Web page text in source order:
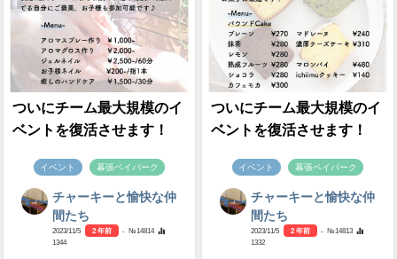
ついにチーム最大規模のイ
ベントを復活させます！
イベント 幕張ベイパーク
チャーキーと愉快な仲
間たち
2023/11/5 2 年前
- №14814
1344
ついにチーム最大規模のイ
ベントを復活させます！
イベント 幕張ベイパーク
チャーキーと愉快な仲
間たち
2023/11/5 2 年前
- №14813
1332